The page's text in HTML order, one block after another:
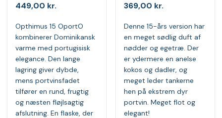
449,00 kr.
Opthimus 15 OportO
kombinerer Dominikansk
varme med portugisisk
elegance. Den lange
lagring giver dybde,
mens portvinsfadet
tilfører en rund, frugtig
og næsten fløjlsagtig
afslutning. En flaske, der
369,00 kr.
Denne 15-års version har
en meget sødlig duft af
nødder og egetræ. Der
er ydermere en anelse
kokos og dadler, og
meget leder tankerne
hen på ekstrem dyr
portvin. Meget flot og
elegant!